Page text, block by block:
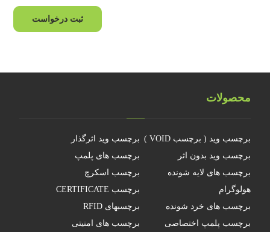
محصولات
برچسب وید ( برچسب VOID )
برچسب وید اثرگذار
برچسب وید بدون اثر
برچسب های پلمپ
برچسب های لایه شونده
برچسب اسکرچ
هولوگرام
برچسب CERTIFICATE
برچسب های خرد شونده
برچسبهای RFID
برچسب پلمپ اختصاصی
برچسب های امنیتی